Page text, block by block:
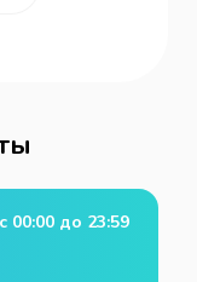
00:00 до 23:59